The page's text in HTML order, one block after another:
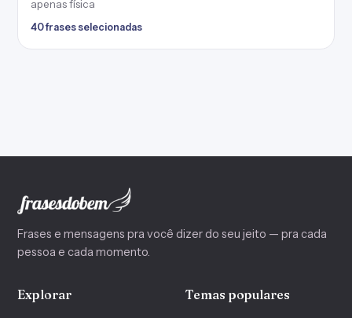
apenas física
40 frases selecionadas
Frases e mensagens pra você dizer do seu jeito — pra cada
pessoa e cada momento.
Explorar Temas populares